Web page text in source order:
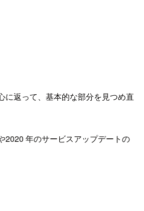
に返って、基本的な部分を見つめ直
2020 年のサービスアップデートの